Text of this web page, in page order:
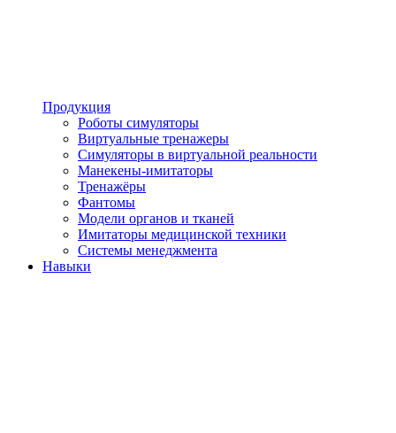
Продукция
Роботы симуляторы
Виртуальные тренажеры
Симуляторы в виртуальной реальности
Манекены-имитаторы
Тренажёры
Фантомы
Модели органов и тканей
Имитаторы медицинской техники
Системы менеджмента
Навыки